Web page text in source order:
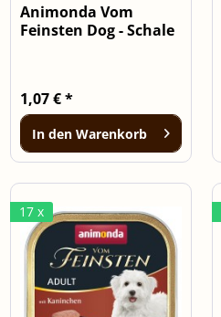
Animonda Vom
Feinsten Dog - Schale
1,07 € *
In den Warenkorb
17 x